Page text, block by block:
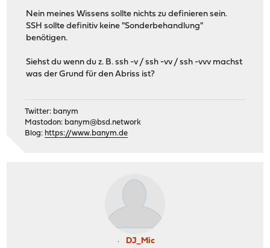
Nein meines Wissens sollte nichts zu definieren sein.
SSH sollte definitiv keine "Sonderbehandlung"
benötigen.
Siehst du wenn du z. B. ssh -v / ssh -vv / ssh -vvv machst
was der Grund für den Abriss ist?
Twitter: banym
Mastodon: banym@bsd.network
Blog: https://www.banym.de
DJ_Mic